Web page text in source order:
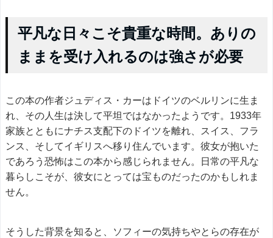
平凡な日々こそ貴重な時間。ありの
ままを受け入れるのは強さが必要
この本の作者ジュディス・カーはドイツのベルリンに生ま
れ、その人生は決して平坦ではなかったようです。1933年
家族とともにナチス支配下のドイツを離れ、スイス、フラ
ンス、そしてイギリスへ移り住んでいます。彼女が抱いた
であろう恐怖はこの本から感じられません。日常の平凡な
暮らしこそが、彼女にとっては宝ものだったのかもしれま
せん。
そうした背景を知ると、ソフィーの気持ちやとらの存在が